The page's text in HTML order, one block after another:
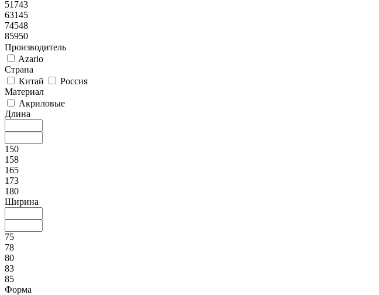
51743
63145
74548
85950
Производитель
Azario
Страна
Китай
Россия
Материал
Акриловые
Длина
150
158
165
173
180
Ширина
75
78
80
83
85
Форма